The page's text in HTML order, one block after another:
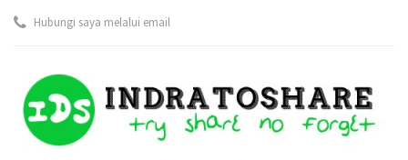
Hubungi saya melalui email